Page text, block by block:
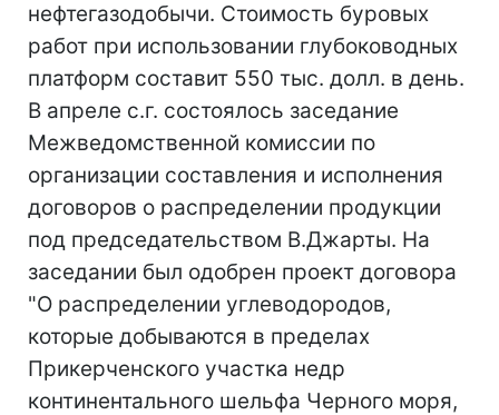
нефтегазодобычи. Стоимость буровых
работ при использовании глубоководных
платформ составит 550 тыс. долл. в день.
В апреле с.г. состоялось заседание
Межведомственной комиссии по
организации составления и исполнения
договоров о распределении продукции
под председательством В.Джарты. На
заседании был одобрен проект договора
"О распределении углеводородов,
которые добываются в пределах
Прикерченского участка недр
континентального шельфа Черного моря,